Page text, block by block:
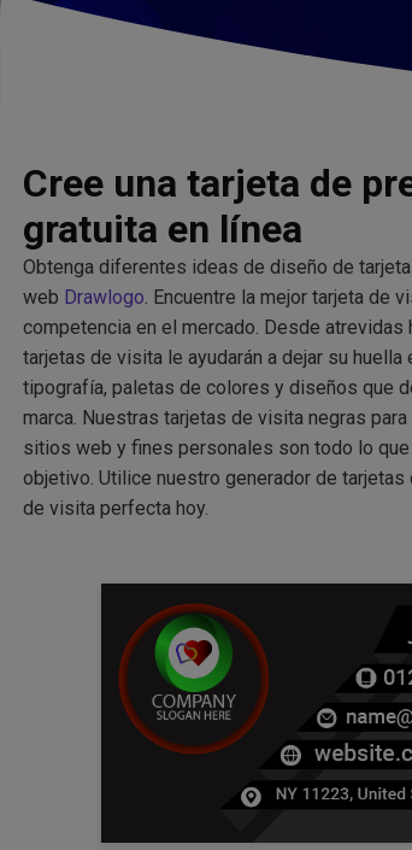
Cree una tarjeta de
gratuita en línea
Obtenga diferentes ideas de diseño de
web Drawlogo. Encuentre la mejor tarjeta de
competencia en el mercado. Desde
tarjetas de visita le ayudarán a dejar su
tipografía, paletas de colores y diseños que
marca. Nuestras tarjetas de visita negras
sitios web y fines personales son todo lo
objetivo. Utilice nuestro generador de
de visita perfecta hoy.